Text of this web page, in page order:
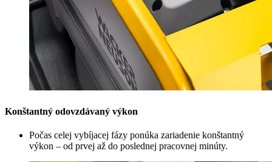
Konštantný odovzdávaný výkon
Počas celej vybíjacej fázy ponúka zariadenie konštantný
výkon – od prvej až do poslednej pracovnej minúty.